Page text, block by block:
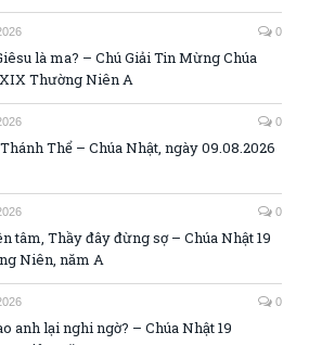
0
là ma? – Chú Giải Tin Mừng Chúa
Thường Niên A
0
Thể – Chúa Nhật, ngày 09.08.2026
0
tâm, Thầy đây đừng sợ – Chúa Nhật 19
Niên, năm A
0
anh lại nghi ngờ? – Chúa Nhật 19